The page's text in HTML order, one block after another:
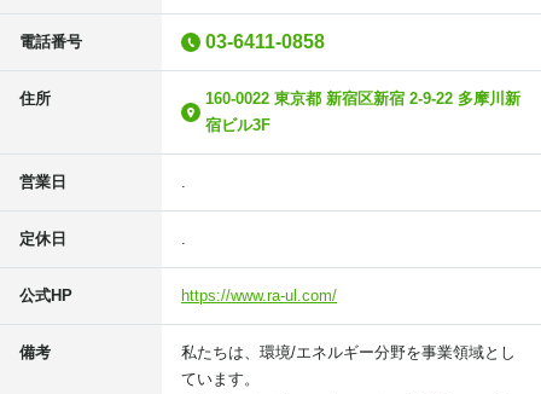
電話番号 03-6411-0858
住所
160-0022 東京都 新宿区新宿 2-9-22 多摩川新
宿ビル3F
営業日
定休日
公式HP https://www.ra-ul.com/
備考
私たちは、環境/エネルギー分野を事業領域とし
ています。